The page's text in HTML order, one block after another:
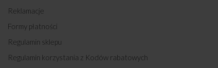
Reklamacje
Formy płatności
Regulamin sklepu
Regulamin korzystania z Kodów rabatowych